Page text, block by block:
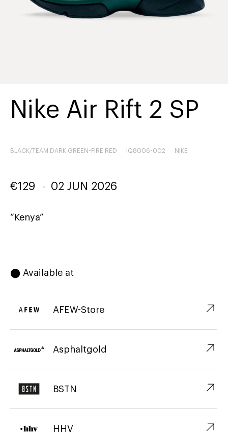
Nike Air Rift 2 SP
BLACK/TEAM DARK GREEN-FIRE RED IQ8006-002 NIKE
€129 - 02 JUN 2026
“Kenya”
⬤ Available at
AFEW-Store ↗︎
Asphaltgold ↗︎
BSTN ↗︎
HHV ↗︎